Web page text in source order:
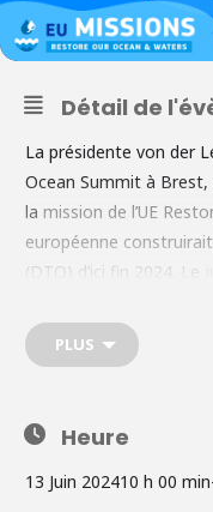
Détail de
La présidente von der
Ocean Summit à Brest,
la mission de l’UE
européenne
(DTO) d’ici fin 2024. Le
actions : c’est un lieu
différentes disciplines.
aux scientifiques et aux
des connaissances
décisions et leur
PLUS
Heure
13 Juin 202410 h 00 min